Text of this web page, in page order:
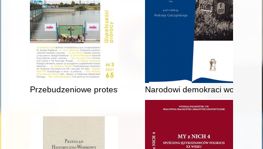
Przebudzeniowe protestanckie tendencje charyzmatyczne
Narodowi demokraci wobec